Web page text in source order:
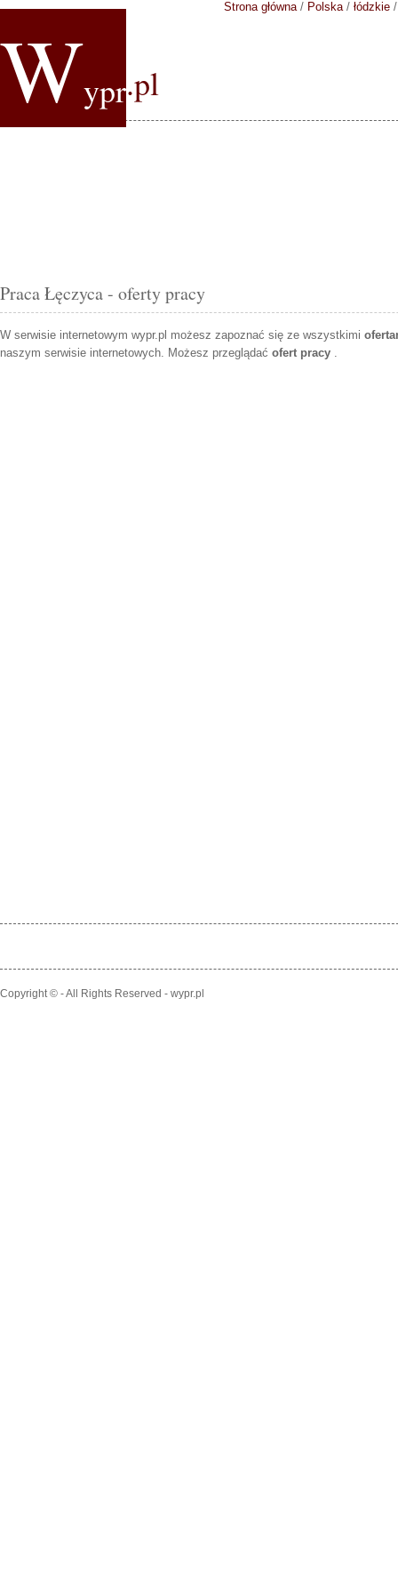
Wypr.pl
Strona główna/ Polska/ łódzkie
Praca Łęczyca - oferty pracy
W serwisie internetowym wypr.pl możesz zapoznać się ze wszystkimi
naszym serwisie internetowych. Możesz przeglądać ofert pracy .
Copyright © - All Rights Reserved - wypr.pl